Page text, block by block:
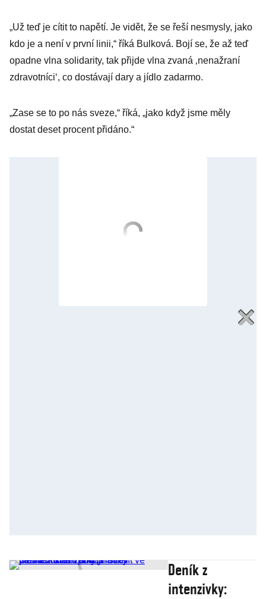
„Už teď je cítit to napětí. Je vidět, že se řeší nesmysly, jako
kdo je a není v první linii,“ říká Bulková. Bojí se, že až teď
opadne vlna solidarity, tak přijde vlna zvaná ‚nenažraní
zdravotníci‘, co dostávají dary a jídlo zadarmo.
„Zase se to po nás sveze,“ říká, „jako když jsme měly
dostat deset procent přidáno.“
Deník z
intenzivky: